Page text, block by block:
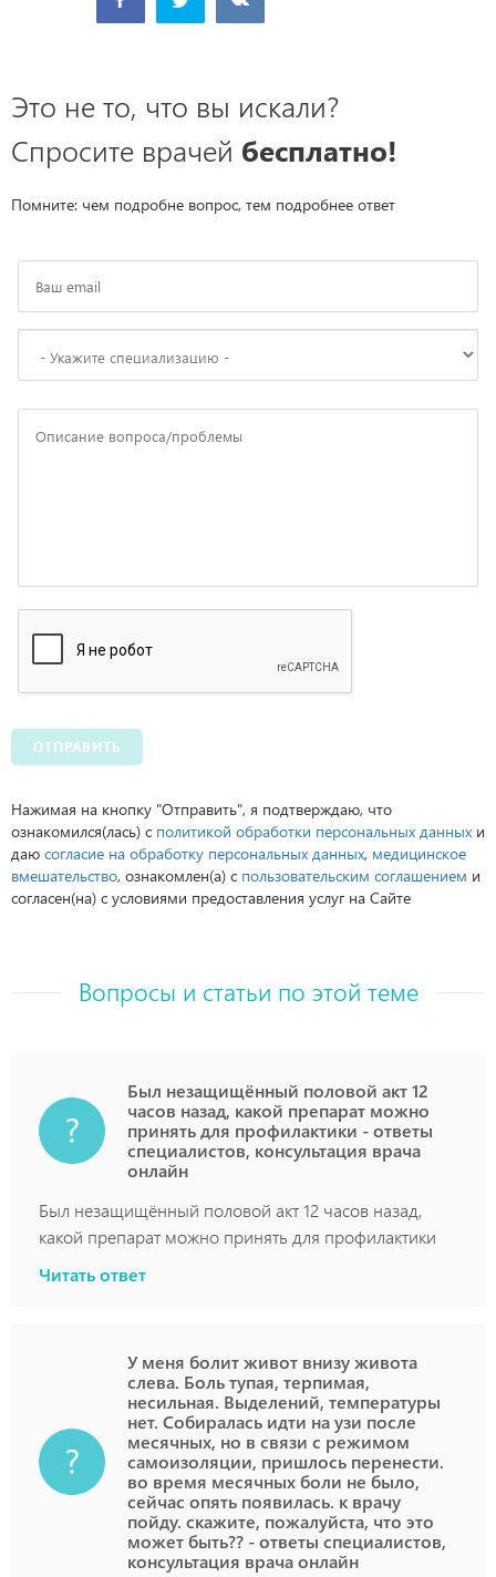
Это не то, что вы искали?
Спросите врачей бесплатно!
Помните: чем подробне вопрос, тем подробнее ответ
ОТПРАВИТЬ
Нажимая на кнопку "Отправить", я подтверждаю, что
ознакомился(лась) с политикой обработки персональных данных и
даю согласие на обработку персональных данных, медицинское
вмешательство, ознакомлен(а) с пользовательским соглашением и
согласен(на) с условиями предоставления услуг на Сайте
Вопросы и статьи по этой теме
Был незащищённый половой акт 12
часов назад, какой препарат можно
принять для профилактики - ответы
специалистов, консультация врача
онлайн
Был незащищённый половой акт 12 часов назад,
какой препарат можно принять для профилактики
Читать ответ
У меня болит живот внизу живота
слева. Боль тупая, терпимая,
несильная. Выделений, температуры
нет. Собиралась идти на узи после
месячных, но в связи с режимом
самоизоляции, пришлось перенести.
во время месячных боли не было,
сейчас опять появилась. к врачу
пойду. скажите, пожалуйста, что это
может быть?? - ответы специалистов,
консультация врача онлайн